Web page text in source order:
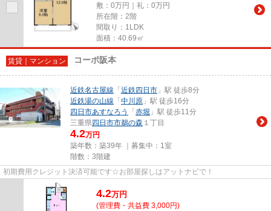
敷：0万円｜礼：0万円
所在階：2階
間取り：1LDK
面積：40.69㎡
賃貸｜マンション コーポ阪本
近鉄名古屋線 「 近鉄四日市 」駅 徒歩8分
近鉄湯の山線 「 中川原 」駅 徒歩16分
四日市あすなろう
「 赤堀 」駅 徒歩11分
三重県四日市市鵜の森 １丁目
4.2万円
築年数：築39年 ｜募集中： 1室
階数：3階建
初期費用クレジット決済可能です☆お部屋探しはアットナビで！
4.2万円
(管理費・共益費 3,000円)